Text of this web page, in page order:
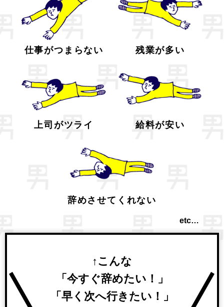
仕事がつまらない 残業が多い
上司がツライ 給料が安い
辞めさせてくれない
etc…
↑こんな
「今すぐ辞めたい！」
「早く次へ行きたい！」